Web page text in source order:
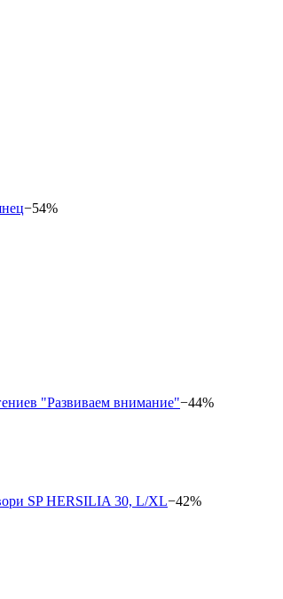
−54%
−44%
−42%